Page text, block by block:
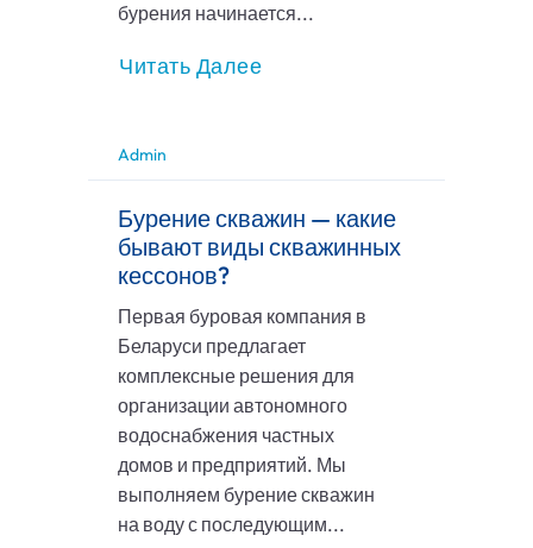
бурения начинается...
Читать Далее
Admin
Бурение скважин — какие
бывают виды скважинных
кессонов?
Первая буровая компания в
Беларуси предлагает
комплексные решения для
организации автономного
водоснабжения частных
домов и предприятий. Мы
выполняем бурение скважин
на воду с последующим...